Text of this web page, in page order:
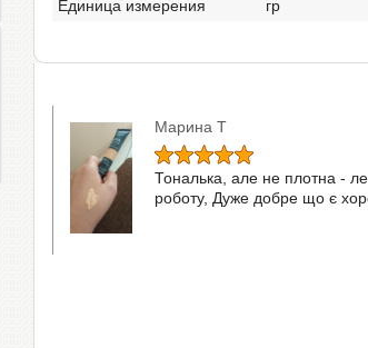
Единица измерения
гр
Марина Т
Тональка, але не плотна -
роботу, Дуже добре що є